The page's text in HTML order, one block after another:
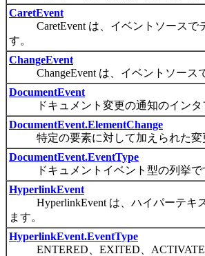
CaretEvent
CaretEvent は、イベントソースで
す。
ChangeEvent
ChangeEvent は、イベントソース
DocumentEvent
ドキュメント変更の通知のインタ
DocumentEvent.ElementChange
特定の要素に対して加えられた変
DocumentEvent.EventType
ドキュメントイベント型の列挙で
HyperlinkEvent
HyperlinkEvent は、ハイパーテキス
ます。
HyperlinkEvent.EventType
ENTERED、EXITED、ACTIVATED